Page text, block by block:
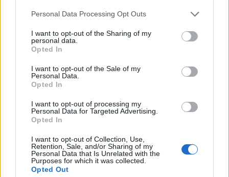
Personal Data Processing Opt Outs
I want to opt-out of the Sharing of my
personal data.
Opted In
I want to opt-out of the Sale of my
Personal Data.
Opted In
I want to opt-out of processing my
Personal Data for Targeted Advertising.
Opted In
I want to opt-out of Collection, Use,
Retention, Sale, and/or Sharing of my
Personal Data that Is Unrelated with the
Purposes for which it was collected.
Opted Out
T. szereti a fiatal lányokat 13. rész
Minka 9. rész